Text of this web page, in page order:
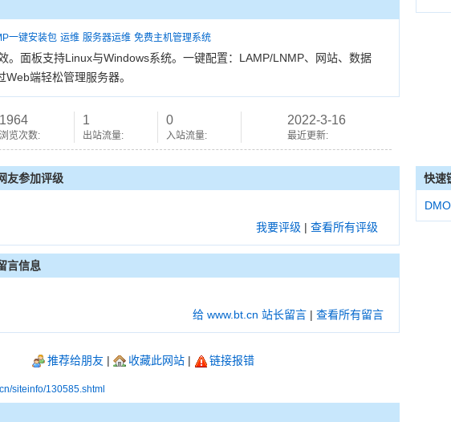
一键安装包 运维 服务器运维 免费主机管理系统
。面板支持Linux与Windows系统。一键配置：LAMP/LNMP、网站、数据
端轻松管理服务器。
1964
浏览次数:
1
出站流量:
0
入站流量:
2022-3-16
最近更新:
友参加评级
我要评级 | 查看所有评级
言信息
给 www.bt.cn 站长留言 | 查看所有留言
推荐给朋友 | 收藏此网站| 链接报错
siteinfo/130585.shtml
快速